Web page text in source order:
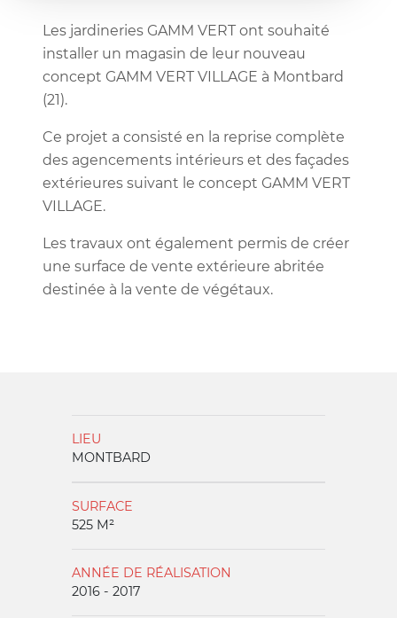
Les jardineries GAMM VERT ont souhaité
installer un magasin de leur nouveau
concept GAMM VERT VILLAGE à Montbard
(21).
Ce projet a consisté en la reprise complète
des agencements intérieurs et des façades
extérieures suivant le concept GAMM VERT
VILLAGE.
Les travaux ont également permis de créer
une surface de vente extérieure abritée
destinée à la vente de végétaux.
LIEU
MONTBARD
SURFACE
525 M²
ANNÉE DE RÉALISATION
2016 - 2017